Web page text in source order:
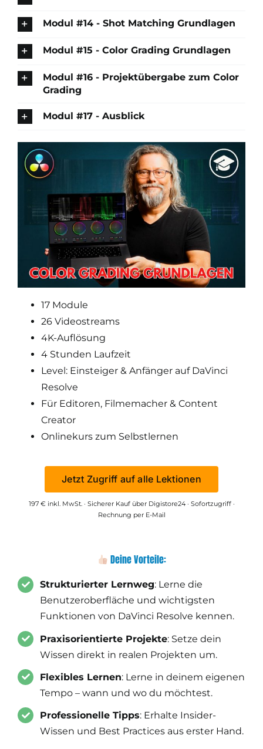
Modul #14 - Shot Matching Grundlagen
Modul #15 - Color Grading Grundlagen
Modul #16 - Projektübergabe zum Color
Grading
Modul #17 - Ausblick
17 Module
26 Videostreams
4K-Auflösung
4 Stunden Laufzeit
Level: Einsteiger & Anfänger auf DaVinci
Resolve
Für Editoren, Filmemacher & Content
Creator
Onlinekurs zum Selbstlernen
Jetzt Zugriff auf alle Lektionen
197 € inkl. MwSt. · Sicherer Kauf über Digistore24 · Sofortzugriff ·
Rechnung per E-Mail
Deine Vorteile:
Strukturierter Lernweg: Lerne die
Benutzeroberfläche und wichtigsten
Funktionen von DaVinci Resolve kennen.​
Praxisorientierte Projekte: Setze dein
Wissen direkt in realen Projekten um.​
Flexibles Lernen: Lerne in deinem eigenen
Tempo – wann und wo du möchtest.​
Professionelle Tipps: Erhalte Insider-
Wissen und Best Practices aus erster Hand.​